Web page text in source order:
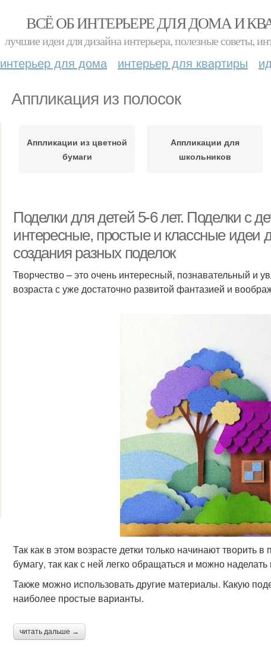
ВСЁ ОБ ИНТЕРЬЕРЕ ДЛЯ ДОМА И
лучшие идеи для дизайна интерьера, полезные советы,
интерьер для дома интерьер для квартиры
Аппликация из полосок
Аппликации из цветной
бумаги
Аппликации для
школьников
Поделки для детей 5-6 лет. Поделки с
интересные, простые и классные идеи
создания разных поделок
Творчество – это очень интересный, познавательный и
возраста с уже достаточно развитой фантазией и
Так как в этом возрасте детки только начинают
бумагу, так как с ней легко обращаться и можно
Также можно использовать другие материалы. Какую
наиболее простые варианты.
читать дальше →